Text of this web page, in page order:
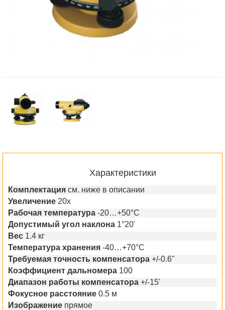
Характеристики
Комплектация см. ниже в описании
Увеличение 20x
Рабочая температура -20…+50°C
Допустимый угол наклона 1°20'
Вес 1.4 кг
Температура хранения -40…+70°C
Требуемая точность компенсатора +/-0.6"
Коэффициент дальномера 100
Диапазон работы компенсатора +/-15'
Фокусное расстояние 0.5 м
Изображение прямое